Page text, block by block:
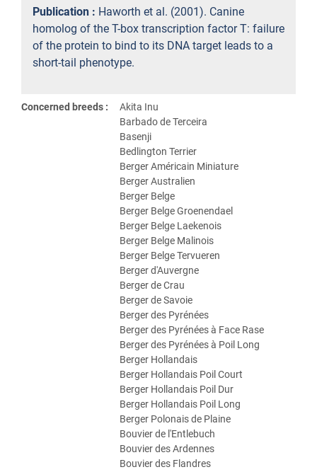
Publication : Haworth et al. (2001). Canine
homolog of the T-box transcription factor T: failure
of the protein to bind to its DNA target leads to a
short-tail phenotype.
Concerned breeds :
Akita Inu
Barbado de Terceira
Basenji
Bedlington Terrier
Berger Américain Miniature
Berger Australien
Berger Belge
Berger Belge Groenendael
Berger Belge Laekenois
Berger Belge Malinois
Berger Belge Tervueren
Berger d'Auvergne
Berger de Crau
Berger de Savoie
Berger des Pyrénées
Berger des Pyrénées à Face Rase
Berger des Pyrénées à Poil Long
Berger Hollandais
Berger Hollandais Poil Court
Berger Hollandais Poil Dur
Berger Hollandais Poil Long
Berger Polonais de Plaine
Bouvier de l'Entlebuch
Bouvier des Ardennes
Bouvier des Flandres